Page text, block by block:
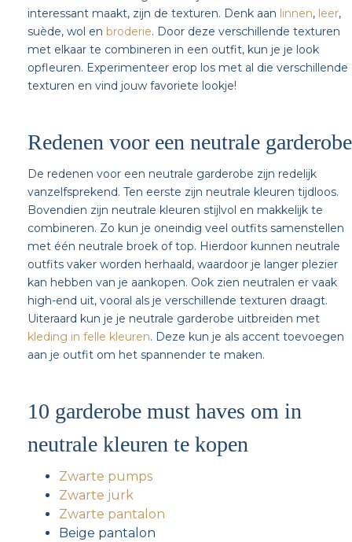
interessant maakt, zijn de texturen. Denk aan linnen, leer,
suède, wol en broderie. Door deze verschillende texturen
met elkaar te combineren in een outfit, kun je je look
opfleuren. Experimenteer erop los met al die verschillende
texturen en vind jouw favoriete lookje!
Redenen voor een neutrale garderobe
De redenen voor een neutrale garderobe zijn redelijk
vanzelfsprekend. Ten eerste zijn neutrale kleuren tijdloos.
Bovendien zijn neutrale kleuren stijlvol en makkelijk te
combineren. Zo kun je oneindig veel outfits samenstellen
met één neutrale broek of top. Hierdoor kunnen neutrale
outfits vaker worden herhaald, waardoor je langer plezier
kan hebben van je aankopen. Ook zien neutralen er vaak
high-end uit, vooral als je verschillende texturen draagt.
Uiteraard kun je je neutrale garderobe uitbreiden met
kleding in felle kleuren. Deze kun je als accent toevoegen
aan je outfit om het spannender te maken.
10 garderobe must haves om in
neutrale kleuren te kopen
Zwarte pumps
Zwarte jurk
Zwarte pantalon
Beige pantalon